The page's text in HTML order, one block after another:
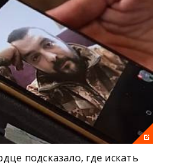
подсказало, где искать